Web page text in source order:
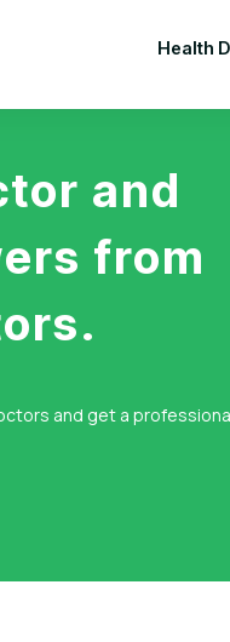
Health
and
from
and get a